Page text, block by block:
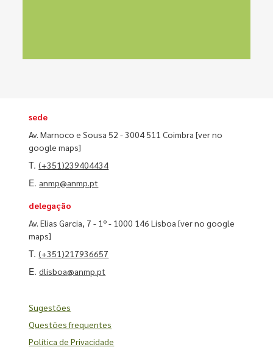
sede
Av. Marnoco e Sousa 52 - 3004 511 Coimbra[ver no
google maps]
T.(+351)239404434
E. anmp@anmp.pt
delegação
Av. Elias Garcia, 7 - 1º - 1000 146 Lisboa[ver no google
maps]
T.(+351)217936657
E.dlisboa@anmp.pt
Sugestões
Questões frequentes
Política de Privacidade